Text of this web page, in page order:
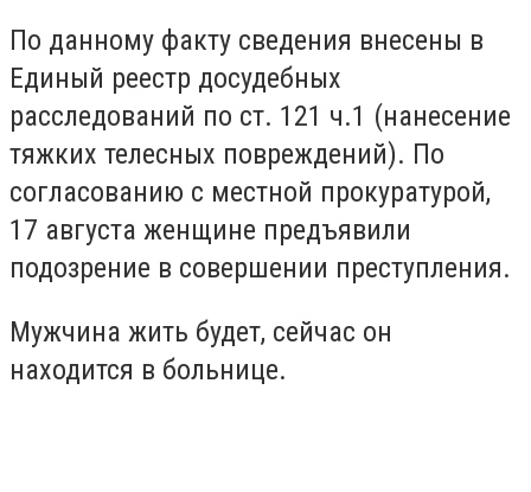
По данному факту сведения внесены в
Единый реестр досудебных
расследований по ст. 121 ч.1 (нанесение
тяжких телесных повреждений). По
согласованию с местной прокуратурой,
17 августа женщине предъявили
подозрение в совершении преступления.
Мужчина жить будет, сейчас он
находится в больнице.